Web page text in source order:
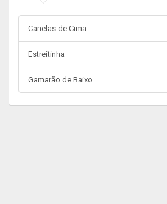
Canelas de Cima
Estreitinha
Gamarão de Baixo